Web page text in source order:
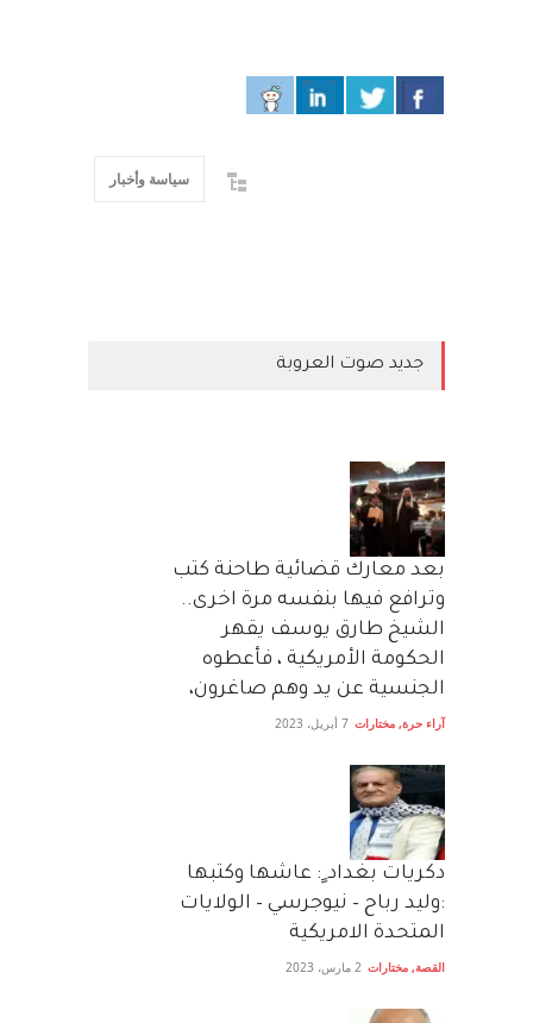
سياسة وأخبار
جديد صوت العروبة
بعد معارك قضائية طاحنة كتب
وترافع فيها بنفسه مرة اخرى..
الشيخ طارق يوسف يقهر
الحكومة الأمريكية ، فأعطوه
الجنسية عن يد وهم صاغرون،
آراء حرة, مختارات 7 أبريل، 2023
دكريات بغداد ٍ: عاشها وكتبها
:وليد رباح – نيوجرسي – الولايات
المتحدة الامريكية
القصة, مختارات 2 مارس، 2023